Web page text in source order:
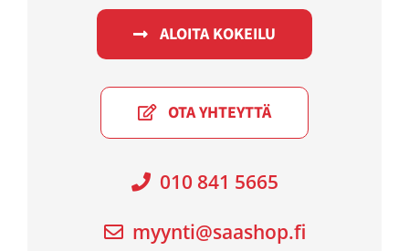
ALOITA KOKEILU
OTA YHTEYTTÄ
010 841 5665
myynti@saashop.fi